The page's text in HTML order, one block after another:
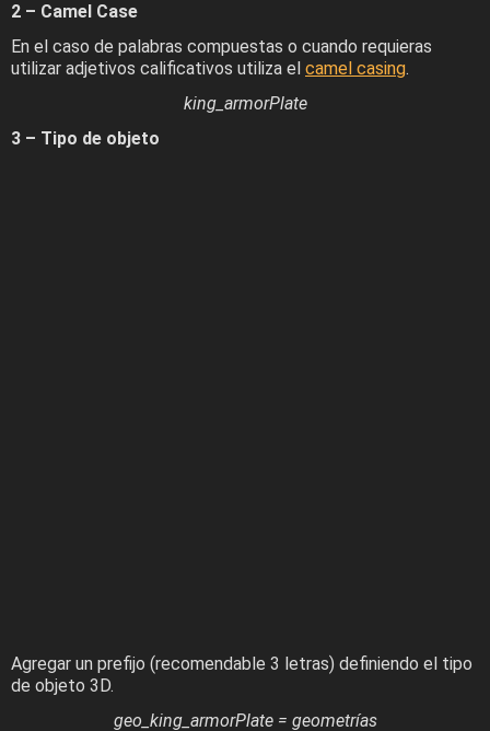
2 – Camel Case
En el caso de palabras compuestas o cuando requieras
utilizar adjetivos calificativos utiliza el camel casing.
king_armorPlate
3 – Tipo de objeto
Agregar un prefijo (recomendable 3 letras) definiendo el tipo
de objeto 3D.
geo_king_armorPlate = geometrías